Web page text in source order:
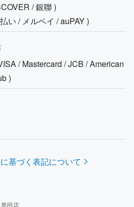
/ 銀聯)
い / メルペイ / auPAY)
/ Mastercard / JCB / American
)
基づく表記について
田店